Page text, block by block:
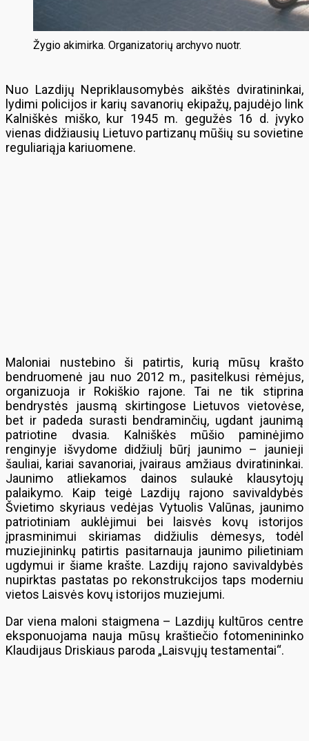
Žygio akimirka. Organizatorių archyvo nuotr.
Nuo Lazdijų Nepriklausomybės aikštės dviratininkai,
lydimi policijos ir karių savanorių ekipažų, pajudėjo link
Kalniškės miško, kur 1945 m. gegužės 16 d. įvyko
vienas didžiausių Lietuvo partizanų mūšių su sovietine
reguliariąja kariuomene.
Maloniai nustebino ši patirtis, kurią mūsų krašto
bendruomenė jau nuo 2012 m., pasitelkusi rėmėjus,
organizuoja ir Rokiškio rajone. Tai ne tik stiprina
bendrystės jausmą skirtingose Lietuvos vietovėse,
bet ir padeda surasti bendraminčių, ugdant jaunimą
patriotine dvasia. Kalniškės mūšio paminėjimo
renginyje išvydome didžiulį būrį jaunimo – jaunieji
šauliai, kariai savanoriai, įvairaus amžiaus dviratininkai.
Jaunimo atliekamos dainos sulaukė klausytojų
palaikymo. Kaip teigė Lazdijų rajono savivaldybės
Švietimo skyriaus vedėjas Vytuolis Valūnas, jaunimo
patriotiniam auklėjimui bei laisvės kovų istorijos
įprasminimui skiriamas didžiulis dėmesys, todėl
muziejininkų patirtis pasitarnauja jaunimo pilietiniam
ugdymui ir šiame krašte. Lazdijų rajono savivaldybės
nupirktas pastatas po rekonstrukcijos taps moderniu
vietos Laisvės kovų istorijos muziejumi.
Dar viena maloni staigmena – Lazdijų kultūros centre
eksponuojama nauja mūsų kraštiečio fotomenininko
Klaudijaus Driskiaus paroda „Laisvųjų testamentai“.